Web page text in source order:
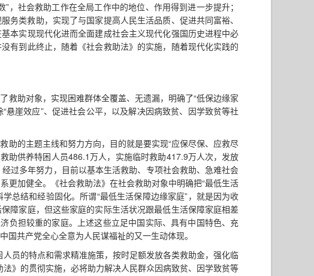
，社会救助工作在全局工作中的地位、作用得到进一步提升；
类救助，实现了与国家提高人民生活品质、促进共同富裕、
本实现现代化进而全面建成社会主义现代化强国历史进程中必
有到此终止，随着《社会救助法》的实施，随着现代化实践的
救助对象，实现困难群体全覆盖、无遗漏，明确了“低保边缘家
悬崖效应”、促进社会公平，以及解决因病致贫、因学致贫等社
助的主题主线和努力方向，目的就是要实现“应保尽保、应救尽
助供养特困人员486.1万人，实施临时救助417.9万人次，发放
过多年努力，目前以基本生活救助、专项社会救助、急难社会
更加健全。《社会救助法》在社会救助对象中明确把“最低生活
总结和经验固化。所谓“最低生活保障边缘家庭”，就是因为收
障家庭，但这些家庭的实际生活状况跟最低生活保障家庭相差
负担较重的家庭。上述这些立足中国实际、具有中国特色、充
共产党全心全意为人民谋福祉的又一生动体现。
员的特点和需求精准施策，按时足额发放各类救助金，强化临
》的贯彻实施，必将助力解决人民群众因病致贫、因学致贫等